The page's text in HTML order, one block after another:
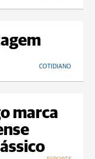
COTIDIANO
marca